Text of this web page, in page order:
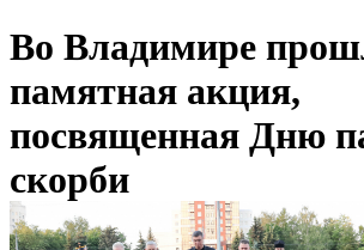
Во Владимире
памятная акция,
посвященная Дню
скорби